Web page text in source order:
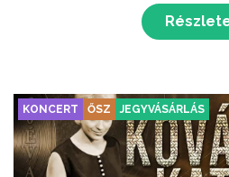
köntösbe. A hollywoodi
mesterének fülbemászó
KONCERT ŐSZ JEGYVÁSÁRLÁS